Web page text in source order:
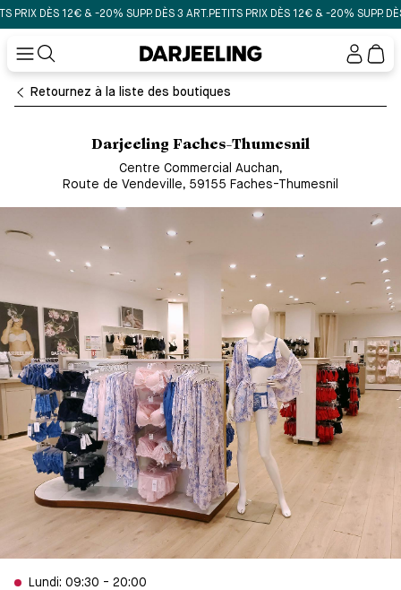
DÈS 12€ & -20% SUPP. DÈS 3 ART.PETITS PRIX DÈS 12€ & -20% SUPP. DÈS 3
Mon
Darjeeling Faches-Thumesnil
Centre Commercial Auchan,
Route de Vendeville, 59155 Faches-Thumesnil
Retournez à la liste des boutiques
Lundi: 09:30 - 20:00